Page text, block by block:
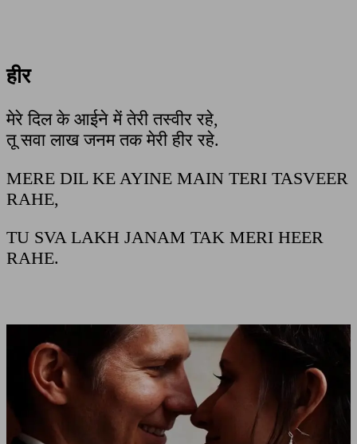
हीर
मेरे दिल के आईने में तेरी तस्वीर रहे,
तू सवा लाख जनम तक मेरी हीर रहे.
MERE DIL KE AYINE MAIN TERI TASVEER
RAHE,
TU SVA LAKH JANAM TAK MERI HEER
RAHE.